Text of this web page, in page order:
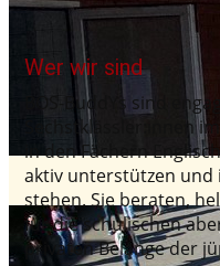
Wer wir sind
BOS-BuddYs sind
Sechstklässler:innen
in den Fächern
aktiv unterstützen und
stehen. Sie beraten,
für die schulischen
privaten Belange der